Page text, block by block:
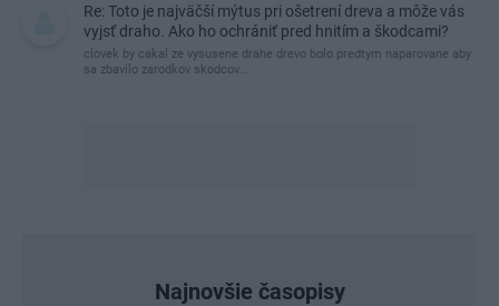
Re: Toto je najväčší mýtus pri ošetrení dreva a môže vás
vyjsť draho. Ako ho ochrániť pred hnitím a škodcami?
clovek by cakal ze vysusene drahe drevo bolo predtym naparovane aby
sa zbavilo zarodkov skodcov...
Najnovšie časopisy